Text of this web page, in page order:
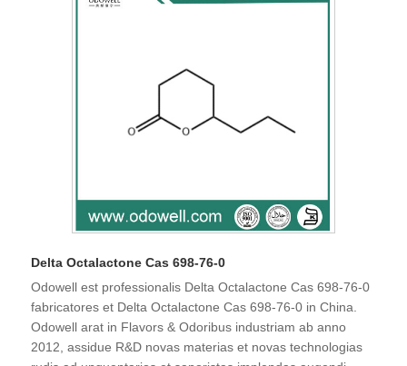
Delta Octalactone Cas 698-76-0
Odowell est professionalis Delta Octalactone Cas 698-76-0
fabricatores et Delta Octalactone Cas 698-76-0 in China.
Odowell arat in Flavors & Odoribus industriam ab anno
2012, assidue R&D novas materias et novas technologias